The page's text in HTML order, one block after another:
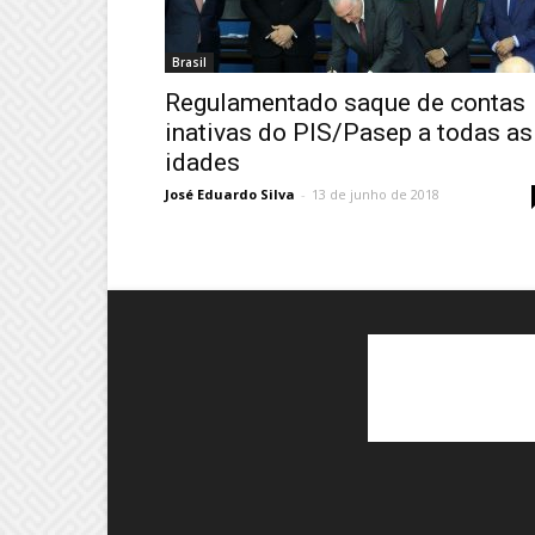
Brasil
Regulamentado saque de contas
inativas do PIS/Pasep a todas as
idades
José Eduardo Silva - 13 de junho de 2018